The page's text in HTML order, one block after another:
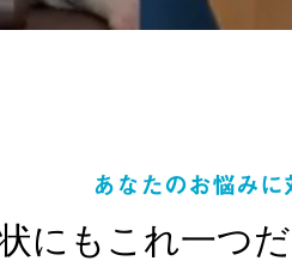
あなたのお悩み
にもこれ一つ